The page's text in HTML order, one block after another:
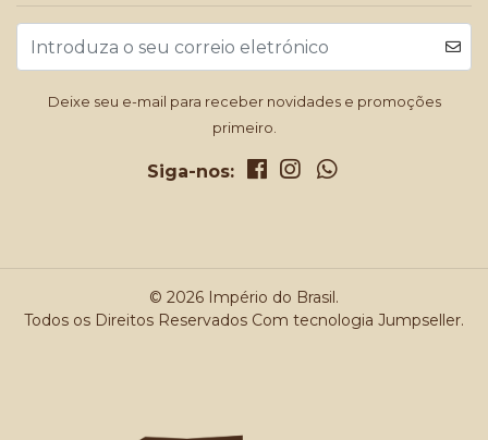
Deixe seu e-mail para receber novidades e promoções
primeiro.
Siga-nos:
© 2026 Império do Brasil.
Todos os Direitos Reservados Com tecnologia Jumpseller.